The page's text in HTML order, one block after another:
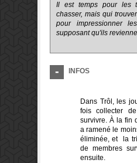
Il est temps pour les
chasser, mais qui
pour impressionner
supposant qu'ils
INFOS
Dans Trôl, les
fois collecter
survivre. À la fin
a ramené le
éliminée, et la
de membres
ensuite.